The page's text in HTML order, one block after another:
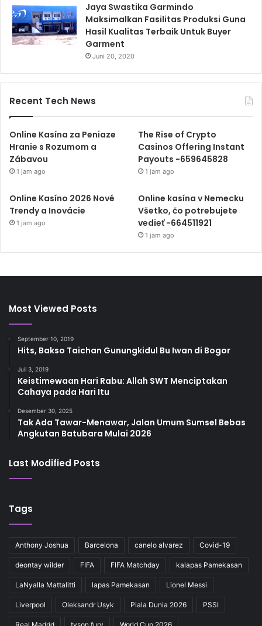
Jaya Swastika Garmindo
Maksimalkan Fasilitas Produksi Guna
Hasil Kualitas Terbaik Untuk Buyer
Garment
Juni 20, 2020
Recent Tech News
Online Kasína za Peniaze
Hranie s Rozumom a
Zábavou
1 jam ago
The Rise of Crypto
Casinos Offering Instant
Payouts -659645828
1 jam ago
Online Kasíno 2026 Nové
Trendy a Inovácie
1 jam ago
Online kasína v Nemecku
Všetko, čo potrebujete
vedieť -664511921
1 jam ago
Most Viewed Posts
September 10, 2019
Hits, Bakso Taichan Gunungkidul Bu Iwan di Bogor
Juli 3, 2019
Keistimewaan Hari Rabu: Allah SWT Menciptakan
Cahaya pada Hari Itu
Desember 30, 2025
Tak Ada Tawar-Menawar, Jalan Umum Sumsel Bebas
Angkutan Batubara Mulai 2026
Last Modified Posts
Tags
Anthony Joshua Barcelona canelo alvarez Covid-19
deontay wilder FIFA FIFA Matchday kalapas Pamekasan
LaNyalla Mattalitti lapas Pamekasan Lionel Messi
Liverpool Oleksandr Usyk Piala Dunia 2026 PSSI